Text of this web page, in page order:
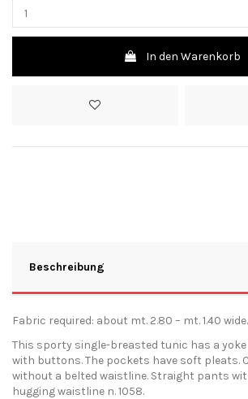
In den Warenkorb
Beschreibung
Fabric required: about mt. 2.80 – mt. 1.40 wide.
This sporty single-breasted tunic has a
with buttons. The pockets have soft pleats.
without a belted waistline. Straight pants
hugging waistline n. 1058.